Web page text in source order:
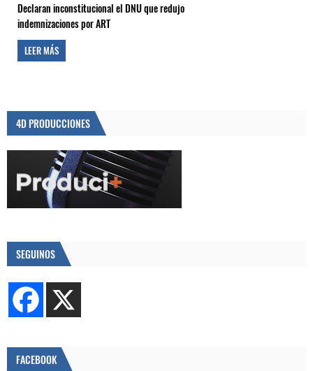
Declaran inconstitucional el DNU que redujo
indemnizaciones por ART
LEER MÁS
4D PRODUCCIONES
SEGUINOS
FACEBOOK